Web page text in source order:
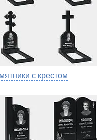
с крестом